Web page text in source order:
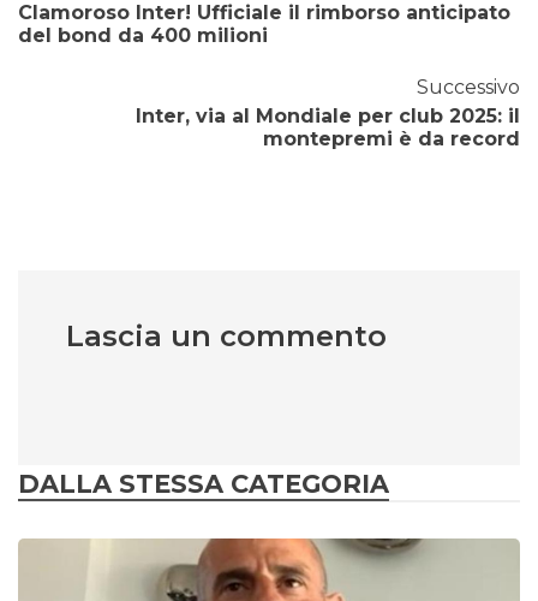
Clamoroso Inter! Ufficiale il rimborso anticipato
del bond da 400 milioni
Successivo
Inter, via al Mondiale per club 2025: il
montepremi è da record
Lascia un commento
DALLA STESSA CATEGORIA